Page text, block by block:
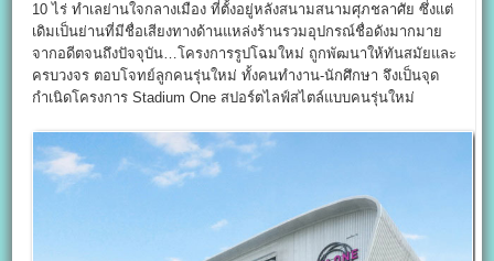
10 ไร่ ทำเลย่านใจกลางเมือง ที่ตั้งอยู่หลังสนามสนามศุภชลาศัย ซึ่งแต่
เดิมเป็นย่านที่มีชื่อเสียงทางด้านแหล่งร้านรวมอุปกรณ์ชื่อดังมากมาย
จากอดีตจนถึงปัจจุบัน…โครงการรูปโฉมใหม่ ถูกพัฒนาให้ทันสมัยและ
ครบวงจร ตอบโจทย์ลูกคนรุ่นใหม่ ทั้งคนทำงาน-นักศึกษา จึงเป็นจุด
กำเนิดโครงการ Stadium One สปอร์ตไลฟ์สไตล์แบบคนรุ่นใหม่